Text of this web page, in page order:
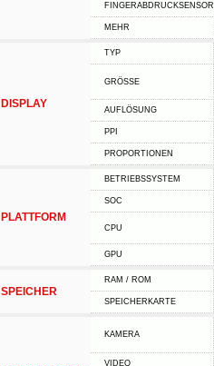
FINGERABDRUCKSENSOR
MEHR
DISPLAY
TYP
GRÖSSE
AUFLÖSUNG
PPI
PROPORTIONEN
PLATTFORM
BETRIEBSSYSTEM
SOC
CPU
GPU
SPEICHER
RAM / ROM
SPEICHERKARTE
KAMERA
VIDEO